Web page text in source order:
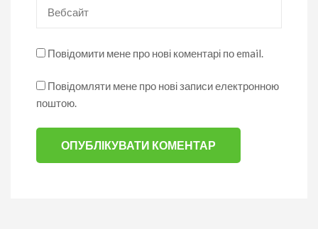
Повідомити мене про нові коментарі по email.
Повідомляти мене про нові записи електронною
поштою.